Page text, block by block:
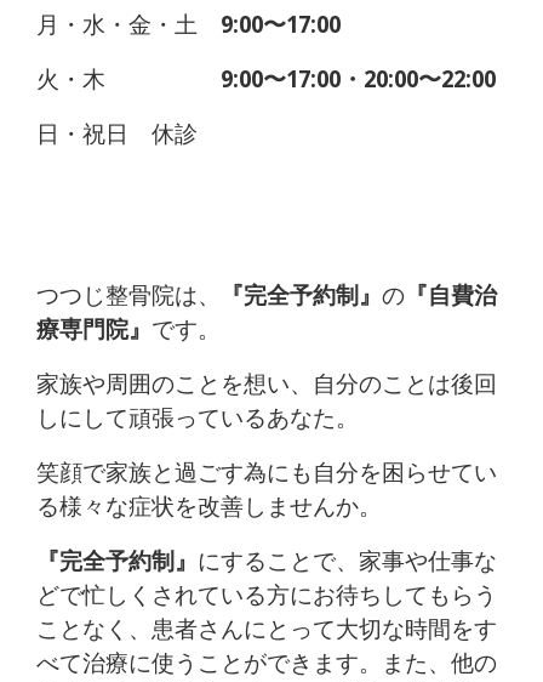
月・水・金・土 9:00〜17:00
火・木 9:00〜17:00・20:00〜22:00
日・祝日 休診
つつじ整骨院は、 『完全予約制』 の 『自費治
療専門院』 です。
家族や周囲のことを想い、自分のことは後回
しにして頑張っているあなた。
笑顔で家族と過ごす為にも自分を困らせてい
る様々な症状を改善しませんか。
『完全予約制』 にすることで、家事や仕事な
どで忙しくされている方にお待ちしてもらう
ことなく、患者さんにとって大切な時間をす
べて治療に使うことができます。また、他の